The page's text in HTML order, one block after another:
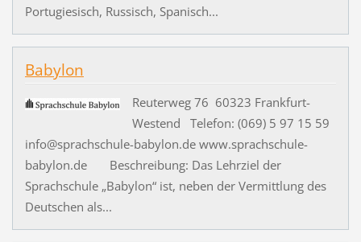
Portugiesisch, Russisch, Spanisch...
Babylon
Reuterweg 76 60323 Frankfurt-
Westend Telefon: (069) 5 97 15 59
info@sprachschule-babylon.de www.sprachschule-
babylon.de Beschreibung: Das Lehrziel der
Sprachschule „Babylon“ ist, neben der Vermittlung des
Deutschen als...